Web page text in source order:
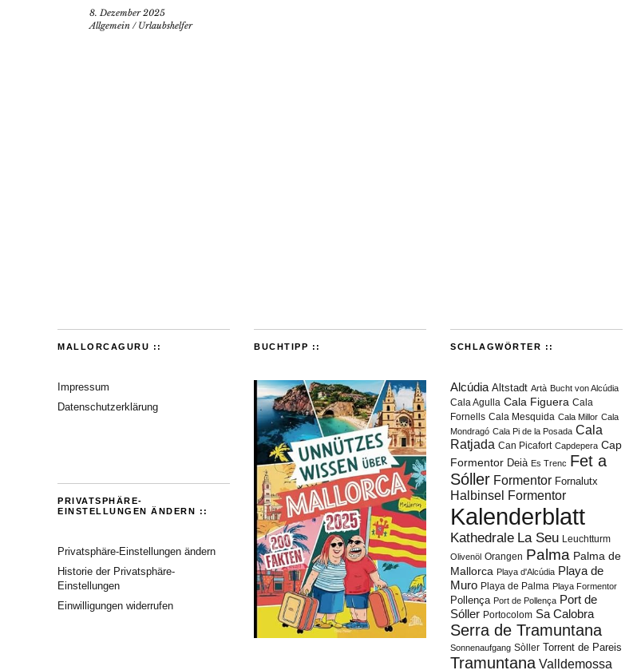
8. Dezember 2025
Allgemein / Urlaubshelfer
MALLORCAGURU ::
Impressum
Datenschutzerklärung
PRIVATSPHÄRE-
EINSTELLUNGEN ÄNDERN ::
Privatsphäre-Einstellungen ändern
Historie der Privatsphäre-
Einstellungen
Einwilligungen widerrufen
BUCHTIPP :: SCHLAGWÖRTER ::
Alcúdia Altstadt Artà Bucht von Alcúdia
Cala Agulla Cala Figuera Cala
Fornells Cala Mesquida Cala Millor Cala
Mondragó Cala Pi de la Posada Cala
Ratjada Can Picafort Capdepera Cap
Formentor Deià Es Trenc Fet a
Sóller Formentor Fornalutx
Halbinsel Formentor
Kalenderblatt
Kathedrale La Seu Leuchtturm
Olivenöl Orangen Palma Palma de
Mallorca Playa d'Alcúdia Playa de
Muro Playa de Palma Playa Formentor
Pollença Port de Pollença Port de
Sóller Portocolom Sa Calobra
Serra de Tramuntana
Sonnenaufgang Sòller Torrent de Pareis
Tramuntana Valldemossa